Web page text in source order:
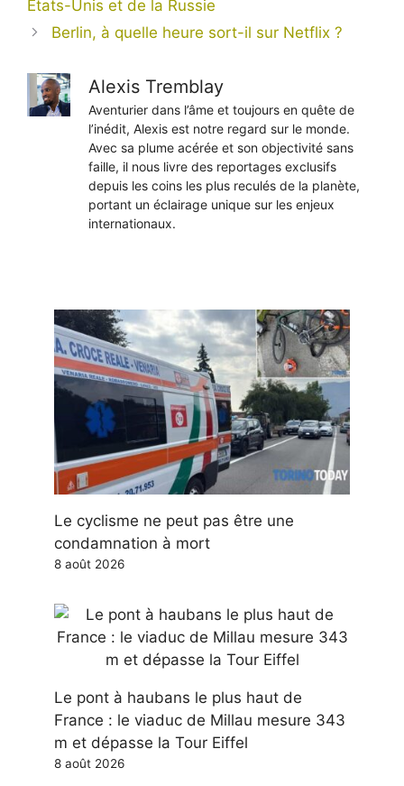
États-Unis et de la Russie
Berlin, à quelle heure sort-il sur Netflix ?
Alexis Tremblay
Aventurier dans l’âme et toujours en quête de
l’inédit, Alexis est notre regard sur le monde.
Avec sa plume acérée et son objectivité sans
faille, il nous livre des reportages exclusifs
depuis les coins les plus reculés de la planète,
portant un éclairage unique sur les enjeux
internationaux.
Le cyclisme ne peut pas être une
condamnation à mort
8 août 2026
Le pont à haubans le plus haut de
France : le viaduc de Millau mesure 343
m et dépasse la Tour Eiffel
8 août 2026